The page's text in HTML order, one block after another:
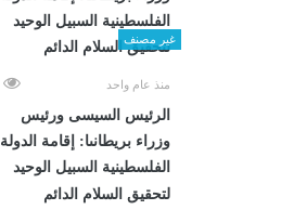
غير مصنف
منذ عام واحد
الرئيس السيسى ورئيس
وزراء بريطانىا: إقامة الدولة
الفلسطينية السبيل الوحيد
لتحقيق السلام الدائم